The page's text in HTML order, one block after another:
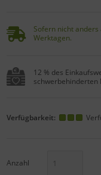
Sofern nicht
Werktagen.
12 % des
schwerbehinderten
Verfügbarkeit:
Anzahl